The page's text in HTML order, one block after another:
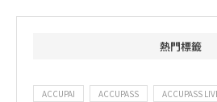
熱門標籤
ACCUPAI ACCUPASS ACCUPASS